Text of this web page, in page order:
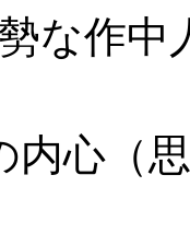
な作
心（